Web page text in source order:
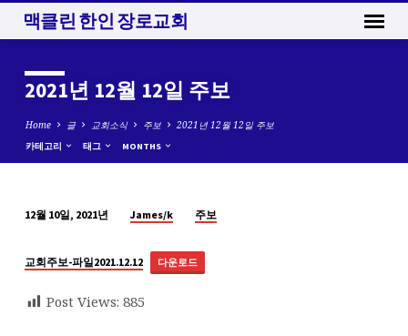
맥클린 한인 장로교회
2021년 12월 12일 주보
Home 글 교회소식 주보 2021년 12월 12일 주보
카테고리 태그 MONTHS
년
12
월
12월 10일, 2021년 James/k 주보
교회주보-파일2021.12.12 다운로드
Post Views: 885